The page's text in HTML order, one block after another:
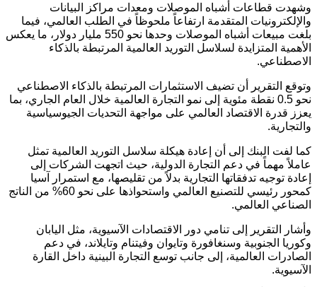
وشهدت قطاعات أشباه الموصلات ومعدات مراكز البيانات
والإلكترونيات المتقدمة ارتفاعاً ملحوظاً في الطلب العالمي، فيما
بلغت مبيعات أشباه الموصلات وحدها نحو 550 مليار دولار، ما يعكس
الأهمية المتزايدة لسلاسل التوريد العالمية المرتبطة بالذكاء
الاصطناعي.
وتوقع التقرير أن تضيف الاستثمارات المرتبطة بالذكاء الاصطناعي
نحو 0.5 نقطة مئوية إلى نمو التجارة العالمية خلال العام الجاري، بما
يعزز قدرة الاقتصاد العالمي على مواجهة التحديات الجيوسياسية
والتجارية.
كما لفت البنك إلى أن إعادة هيكلة سلاسل التوريد العالمية تمثل
عاملاً مهماً في دعم التجارة الدولية، حيث اتجهت الشركات إلى
إعادة توجيه تدفقاتها التجارية بدلاً من تقليصها، مع استمرار آسيا
كمحور رئيسي للتصنيع العالمي واستحواذها على نحو 60% من الناتج
الصناعي العالمي.
وأشار التقرير إلى تنامي دور الاقتصادات الآسيوية، مثل اليابان
وكوريا الجنوبية وسنغافورة وتايوان وفيتنام وتايلاند، في دعم
الصادرات العالمية، إلى جانب توسع التجارة البينية داخل القارة
الآسيوية.